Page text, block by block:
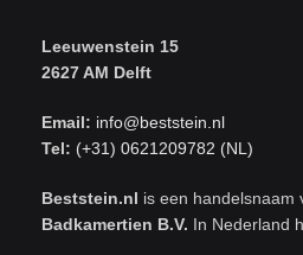
Leeuwenstein 15
2627 AM Delft
Email: info@beststein.nl
Tel: (+31) 0621209782 (NL)
Beststein.nl is een handelsnaam
Badkamertien B.V. In Nederland